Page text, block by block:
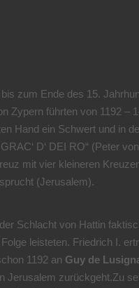
zum Ende des 15.
Zypern führten von 1192
Hand ein Schwert und in
D‘ DEI RO“ (Peter
mit vier kleineren
(Jerusalem).
Schlacht von Hattin
Folge leisteten. Friedrich I.
1192 an Guy de
Jerusalem zurückgeht.Zu